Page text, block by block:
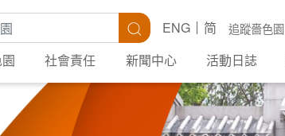
搜尋 追蹤嗇色園
ENG
简
社會責任 新聞中心 活動日誌